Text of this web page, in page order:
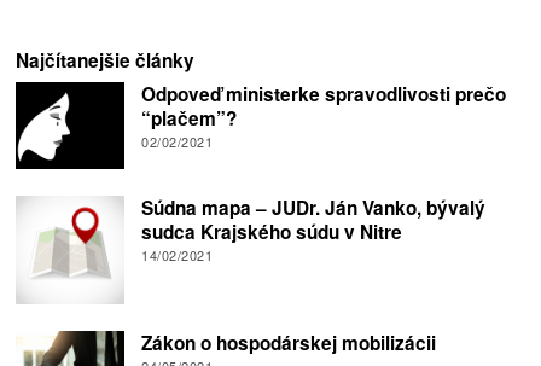
Najčítanejšie články
Odpoveď ministerke spravodlivosti prečo
“plačem”?
02/02/2021
Súdna mapa – JUDr. Ján Vanko, bývalý
sudca Krajského súdu v Nitre
14/02/2021
Zákon o hospodárskej mobilizácii